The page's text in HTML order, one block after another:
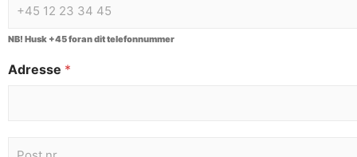
NB! Husk +45 foran dit telefonnummer
Adresse *